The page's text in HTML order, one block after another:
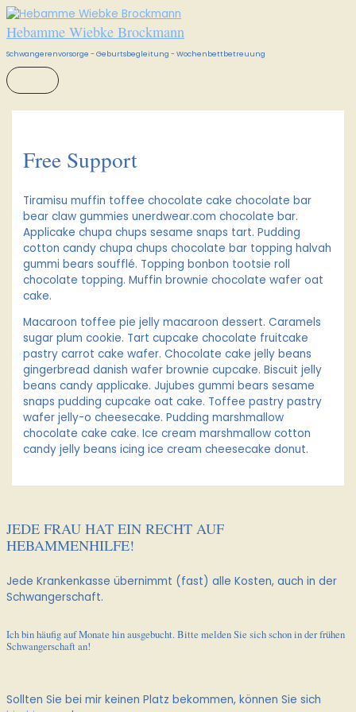
Zum
Inhalt
springen
Hebamme Wiebke Brockmann
Schwangerenvorsorge - Geburtsbegleitung - Wochenbettbetreuung
Free Support
Tiramisu muffin toffee chocolate cake chocolate bar
bear claw gummies unerdwear.com chocolate bar.
Applicake chupa chups sesame snaps tart. Pudding
cotton candy chupa chups chocolate bar topping halvah
gummi bears soufflé. Topping bonbon tootsie roll
chocolate topping. Muffin brownie chocolate wafer oat
cake.
Macaroon toffee pie jelly macaroon dessert. Caramels
sugar plum cookie. Tart cupcake chocolate fruitcake
pastry carrot cake wafer. Chocolate cake jelly beans
gingerbread danish wafer brownie cupcake. Biscuit jelly
beans candy applicake. Jujubes gummi bears sesame
snaps pudding cupcake oat cake. Toffee pastry pastry
wafer jelly-o cheesecake. Pudding marshmallow
chocolate cake cake. Ice cream marshmallow cotton
candy jelly beans icing ice cream cheesecake donut.
JEDE FRAU HAT EIN RECHT AUF
HEBAMMENHILFE!
Jede Krankenkasse übernimmt (fast) alle Kosten, auch in der
Schwangerschaft.
Ich bin häufig auf Monate hin ausgebucht. Bitte melden Sie sich schon in der frühen
Schwangerschaft an!
Sollten Sie bei mir keinen Platz bekommen, können Sie sich